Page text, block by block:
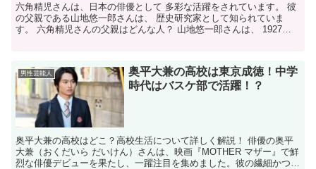
六角精児さんは、日本の俳優として 多彩な活躍をされています。 彼
の父親である山地悠一郎さんは、 歴史研究家として知られていま
す。 六角精児さんの父親はどんな人？ 山地悠一郎さんは、 1927年
男性芸能人
奥平大兼の高校は東京成徳！中学
時代はバスケ部で活躍！？
奥平大兼の高校はどこ？高校生活について詳しく解説！ 俳優の奥平
大兼（おくだいら だいけん）さんは、映画『MOTHER マザー』で鮮
烈な俳優デビューを果たし、一躍注目を集めました。彼の繊細かつリ